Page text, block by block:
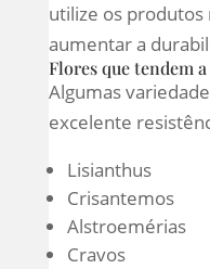
utilize os
aumentar a
Flores que tendem
Algumas
excelente
Lisianthus
Crisantemos
Alstroemérias
Cravos